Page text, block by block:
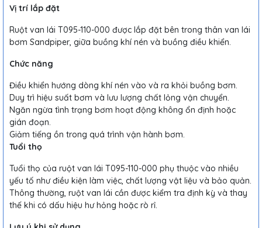
Vị trí lắp đặt
Ruột van lái T095-110-000 được lắp đặt bên trong thân van lái
bơm Sandpiper, giữa buồng khí nén và buồng điều khiển.
Chức năng
Điều khiển hướng dòng khí nén vào và ra khỏi buồng bơm.
Duy trì hiệu suất bơm và lưu lượng chất lỏng vận chuyển.
Ngăn ngừa tình trạng bơm hoạt động không ổn định hoặc
gián đoạn.
Giảm tiếng ồn trong quá trình vận hành bơm.
Tuổi thọ
Tuổi thọ của ruột van lái T095-110-000 phụ thuộc vào nhiều
yếu tố như điều kiện làm việc, chất lượng vật liệu và bảo quản.
Thông thường, ruột van lái cần được kiểm tra định kỳ và thay
thế khi có dấu hiệu hư hỏng hoặc rò rỉ.